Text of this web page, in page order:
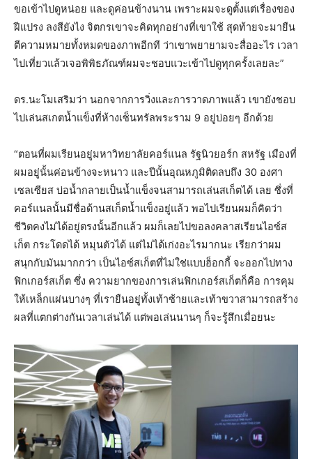
ขอเข้าไปดูหน่อย และดูค่อนข้างนาน เพราะผมจะดูตั้งแต่เรื่องของ
ฝีแปรง ลงสียังไง จิตกรเขาจะคิดทุกอย่างที่เขาใช้ สุดท้ายจะมายืน
ตีความหมายทั้งหมดของภาพอีกที ว่าเขาพยายามจะสื่ออะไร เวลา
ไปเที่ยวแล้วเจอพิพิธภัณฑ์ผมจะชอบแวะเข้าไปดูทุกครั้งเลยละ”
ดร.นะโมเสริมว่า นอกจากการวิ่งและการวาดภาพแล้ว เขายังชอบ
ไปเล่นสเกตน้ำแข็งที่ห้างเซ็นทรัลพระราม 9 อยู่บ่อยๆ อีกด้วย
“ตอนที่ผมเรียนอยู่มหาวิทยาลัยคอร์แนล รัฐนิวยอร์ก สหรัฐ เมืองที่
ผมอยู่นั้นค่อนข้างจะหนาว และปีนั้นอุณหภูมิติดลบถึง 30 องศา
เซลเซียส บ่อน้ำกลายเป็นน้ำแข็งจนสามารถเล่นสเก็ตได้ เลย ซึ่งที่
คอร์แนลนั้นมีชื่อด้านสเก็ตน้ำแข็งอยู่แล้ว พอไปเรียนผมก็คิดว่า
ชีวิตคงไม่ได้อยู่ตรงนั้นอีกแล้ว ผมก็เลยไปขอลงคลาสเรียนไอซ์ส
เก็ต กระโดดได้ หมุนตัวได้ แต่ไม่ได้เก่งอะไรมากนะ เรียกว่าผม
สนุกกับมันมากกว่า เป็นไอซ์สเก็ตที่ไม่ใช่แบบฮ็อกกี้ จะออกไปทาง
ฟิกเกอร์สเก็ต ซึ่ง ความยากของการเล่นฟิกเกอร์สเก็ตก็คือ การคุม
ให้เหล็กแผ่นบางๆ ที่เรายืนอยู่ทั้งเท้าซ้ายและเท้าขวาสามารถสร้าง
ผลที่แตกต่างกันเวลาเล่นได้ แต่พอเล่นนานๆ ก็จะรู้สึกเมื่อยนะ